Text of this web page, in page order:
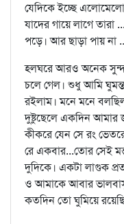
যেদিকে ইচ্ছে
যাদের গায়ে লাগে তারা
পড়ে। আর ছাড়া পায় না
হলঘরে আরও অনেক
চলে গেল। শুধু আমি
রইলাম। মনে মনে
দুষ্টুছেলে একদিন আমার
কীকরে যেন সে রং
রে একবার...তোর সেই
দুদিকে। একটা লাগুক
ও আমাকে আবার
কতদিন তো ঘুমিয়ে